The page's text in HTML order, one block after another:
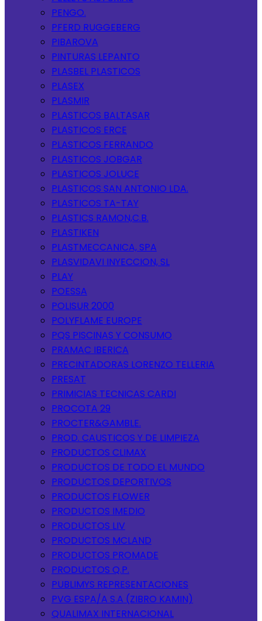
PENGO.
PFERD RUGGEBERG
PIBAROVA
PINTURAS LEPANTO
PLASBEL PLASTICOS
PLASEX
PLASMIR
PLASTICOS BALTASAR
PLASTICOS ERCE
PLASTICOS FERRANDO
PLASTICOS JOBGAR
PLASTICOS JOLUCE
PLASTICOS SAN ANTONIO LDA.
PLASTICOS TA-TAY
PLASTICS RAMON,C.B.
PLASTIKEN
PLASTMECCANICA, SPA
PLASVIDAVI INYECCION, SL
PLAY
POESSA
POLISUR 2000
POLYFLAME EUROPE
PQS PISCINAS Y CONSUMO
PRAMAC IBERICA
PRECINTADORAS LORENZO TELLERIA
PRESAT
PRIMICIAS TECNICAS CARDI
PROCOTA 29
PROCTER&GAMBLE.
PROD. CAUSTICOS Y DE LIMPIEZA
PRODUCTOS CLIMAX
PRODUCTOS DE TODO EL MUNDO
PRODUCTOS DEPORTIVOS
PRODUCTOS FLOWER
PRODUCTOS IMEDIO
PRODUCTOS LIV
PRODUCTOS MCLAND
PRODUCTOS PROMADE
PRODUCTOS Q.P.
PUBLIMYS REPRESENTACIONES
PVG ESPA/A S.A (ZIBRO KAMIN)
QUALIMAX INTERNACIONAL